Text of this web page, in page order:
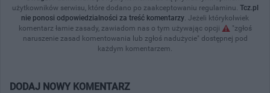
użytkowników serwisu, które dodano po zaakceptowaniu regulaminu. Tcz.pl
nie ponosi odpowiedzialności za treść komentarzy. Jeżeli którykolwiek
komentarz łamie zasady, zawiadom nas o tym używając opcji
"zgłoś
naruszenie zasad komentowania lub zgłoś nadużycie" dostępnej pod
każdym komentarzem.
DODAJ NOWY KOMENTARZ